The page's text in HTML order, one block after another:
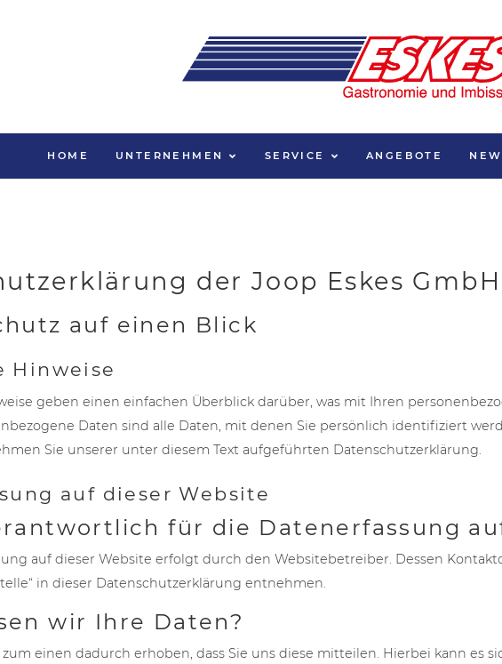
HOME UNTERNEHMEN SERVICE ANGEBOTE
der Joop Eskes GmbH
auf einen Blick
Hinweise
geben einen einfachen Überblick darüber, was mit Ihren
Daten sind alle Daten, mit denen Sie persönlich identifiziert
Sie unserer unter diesem Text aufgeführten Datenschutzerklärung.
auf dieser Website
für die Datenerfassung
auf dieser Website erfolgt durch den Websitebetreiber. Dessen
in dieser Datenschutzerklärung entnehmen.
wir Ihre Daten?
einen dadurch erhoben, dass Sie uns diese mitteilen. Hierbei kann es